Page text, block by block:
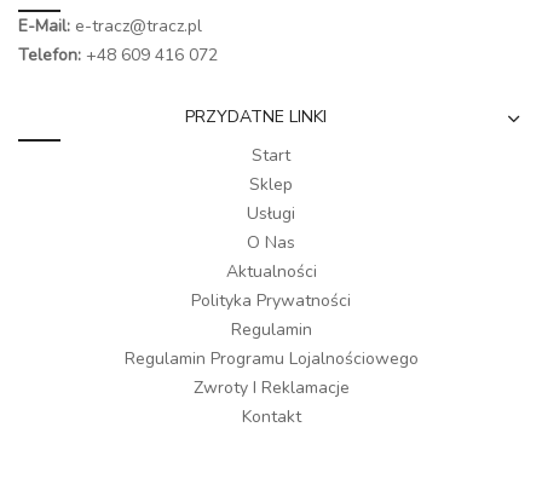
E-Mail: e-tracz@tracz.pl
Telefon: +48 609 416 072
PRZYDATNE LINKI
Start
Sklep
Usługi
O Nas
Aktualności
Polityka Prywatności
Regulamin
Regulamin Programu Lojalnościowego
Zwroty I Reklamacje
Kontakt